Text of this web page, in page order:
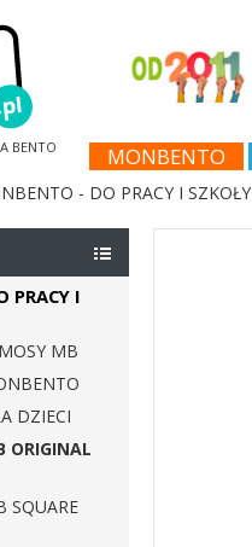
BENTO MONBENTO
- DO PRACY I SZKOŁY
PRACY I
MB
DZIECI
ORIGINAL
SQUARE